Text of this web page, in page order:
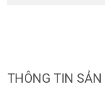
THÔNG TIN